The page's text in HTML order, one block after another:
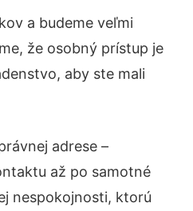
a budeme veľmi
že osobný prístup je
aby ste mali
adrese –
až po samotné
nespokojnosti, ktorú